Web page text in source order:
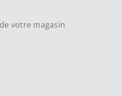
votre magasin